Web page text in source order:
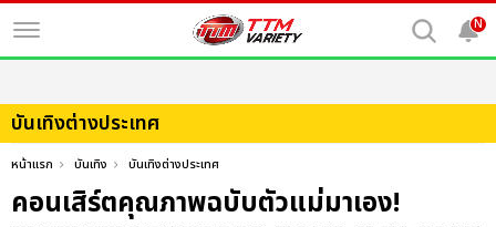
N
บันเทิงต่างประเทศ
หน้าแรก บันเทิง บันเทิงต่างประเทศ
คอนเสิร์ตคุณภาพฉบับตัวแม่มาเอง!